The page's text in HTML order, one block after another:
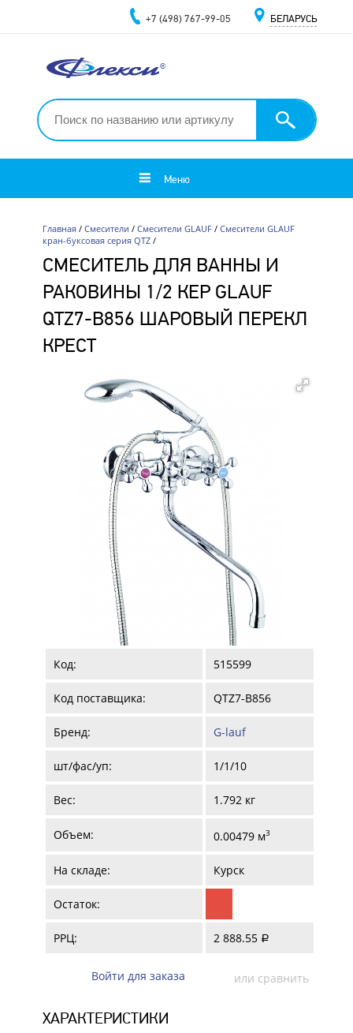
+7 (498) 767-99-05 БЕЛАРУСЬ
Меню
Главная/ Смесители / Смесители GLAUF/ Смесители GLAUF
кран-буксовая серия QTZ/
СМЕСИТЕЛЬ ДЛЯ ВАННЫ И
РАКОВИНЫ 1/2 КЕР GLAUF
QTZ7-B856 ШАРОВЫЙ ПЕРЕКЛ
КРЕСТ
Код: 515599
Код поставщика: QTZ7-B856
Бренд: G-lauf
шт/фас/уп: 1/1/10
Вес: 1.792 кг
Объем: 0.00479 м3
На складе: Курск
Остаток:
РРЦ: 2 888.55 a
Войти для заказа или сравнить
ХАРАКТЕРИСТИКИ